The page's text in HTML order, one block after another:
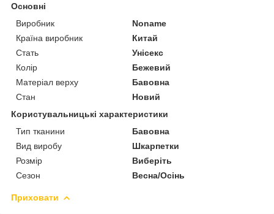
Основні
Виробник
Noname
Країна виробник
Китай
Стать
Унісекс
Колір
Бежевий
Матеріал верху
Бавовна
Стан
Новий
Користувальницькі характеристики
Тип тканини
Бавовна
Вид виробу
Шкарпетки
Розмір
Виберіть
Сезон
Весна/Осінь
Приховати